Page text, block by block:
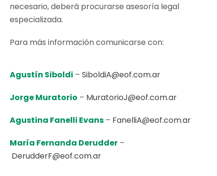
necesario, deberá procurarse asesoría legal
especializada.
Para más información comunicarse con:
Agustín Siboldi – SiboldiA@eof.com.ar
Jorge Muratorio – MuratorioJ@eof.com.ar
Agustina Fanelli Evans – FanelliA@eof.com.ar
María Fernanda Derudder –
DerudderF@eof.com.ar